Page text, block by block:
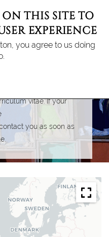
THIS SITE TO
EXPERIENCE
you agree to us doing
fill out the form
vitae. If your
you as soon as